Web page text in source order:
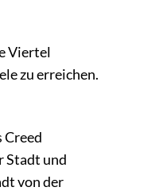
Viertel
zu erreichen.
Creed
Stadt und
von der